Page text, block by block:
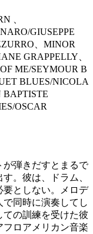
、
GIUSEPPE
、MINOR
GRAPPELLY、
ME/SEYMOUR B
BLUES/NICOLA
OSCAR
が弾きだすとまるで
。彼は、ドラム、
要としない。メロデ
同時に演奏してし
ての訓練を受けた彼
ロアメリカン音楽